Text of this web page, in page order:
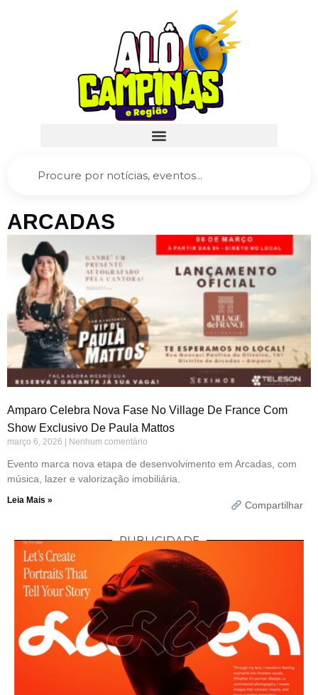
ARCADAS
Amparo Celebra Nova Fase No Village De France Com
Show Exclusivo De Paula Mattos
março 6, 2026 Nenhum comentário
Evento marca nova etapa de desenvolvimento em Arcadas, com
música, lazer e valorização imobiliária.
Leia Mais » Compartilhar
PUBLICIDADE